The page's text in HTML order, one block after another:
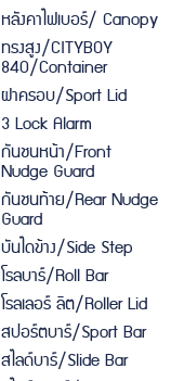
หลังคาไฟเบอร์/ Canopy
ทรงสูง/CITYBOY
840/Container
ฝาครอบ/Sport Lid
3 Lock Alarm
กันชนหน้า/Front
Nudge Guard
กันชนท้าย/Rear Nudge
Guard
บันไดข้าง/Side Step
โรลบาร์/Roll Bar
โรลเลอร์ ลิต/Roller Lid
สปอร์ตบาร์/Sport Bar
สไลด์บาร์/Slide Bar